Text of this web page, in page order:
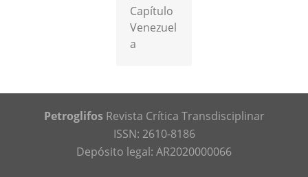
Capítulo
Venezuel
a
PetroglifosRevista Crítica Transdisciplinar
ISSN: 2610-8186
Depósito legal: AR2020000066